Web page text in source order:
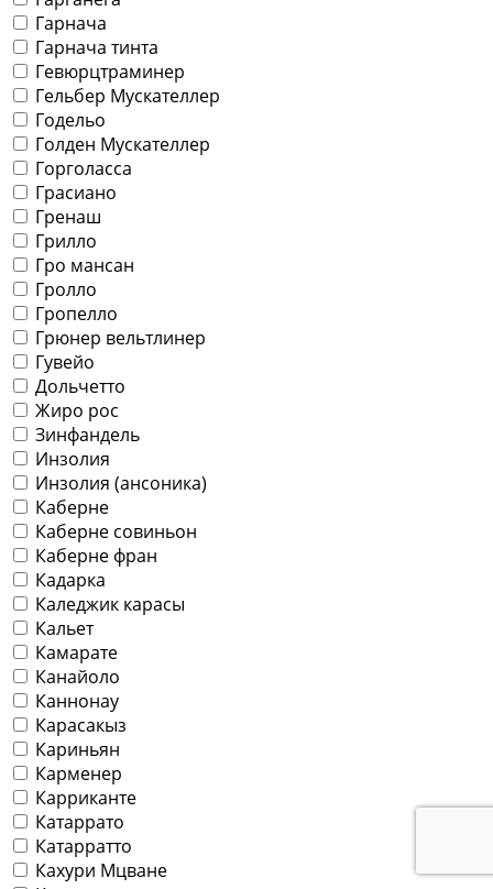
Гарнача
Гарнача тинта
Гевюрцтраминер
Гельбер Мускателлер
Годельо
Голден Мускателлер
Горголасса
Грасиано
Гренаш
Грилло
Гро мансан
Гролло
Гропелло
Грюнер вельтлинер
Гувейо
Дольчетто
Жиро рос
Зинфандель
Инзолия
Инзолия (ансоника)
Каберне
Каберне совиньон
Каберне фран
Кадарка
Каледжик карасы
Кальет
Камарате
Канайоло
Каннонау
Карасакыз
Кариньян
Карменер
Карриканте
Катаррато
Катарратто
Кахури Мцване